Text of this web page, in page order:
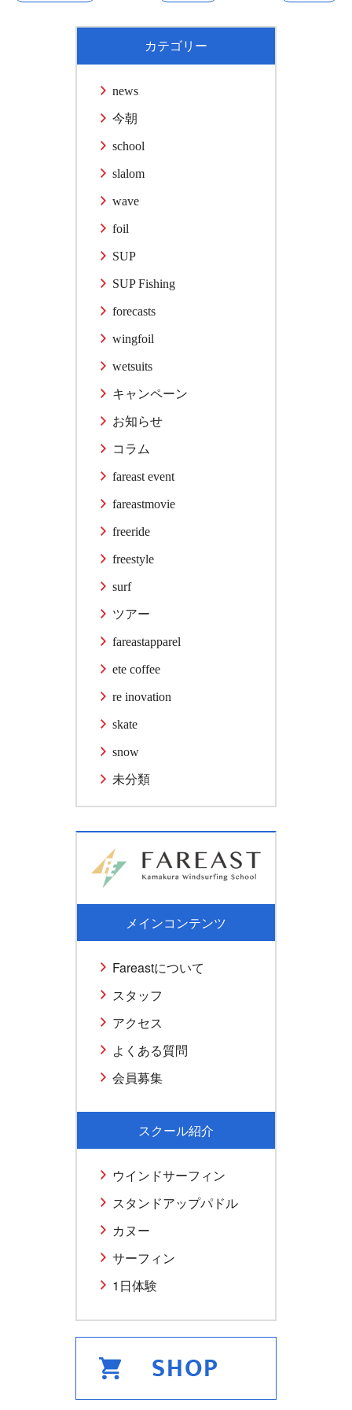
カテゴリー
news
今朝
school
slalom
wave
foil
SUP
SUP Fishing
forecasts
wingfoil
wetsuits
キャンペーン
お知らせ
コラム
fareast event
fareastmovie
freeride
freestyle
surf
ツアー
fareastapparel
ete coffee
re inovation
skate
snow
未分類
メインコンテンツ
Fareastについて
スタッフ
アクセス
よくある質問
会員募集
スクール紹介
ウインドサーフィン
スタンドアップパドル
カヌー
サーフィン
1日体験